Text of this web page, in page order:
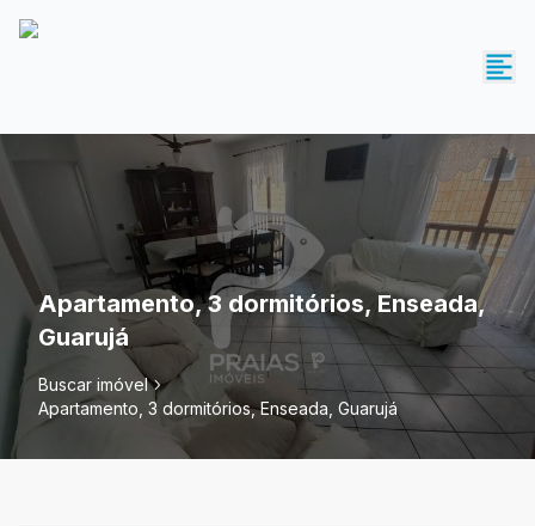
Apartamento, 3 dormitórios, Enseada,
Guarujá
Buscar imóvel
Apartamento, 3 dormitórios, Enseada, Guarujá